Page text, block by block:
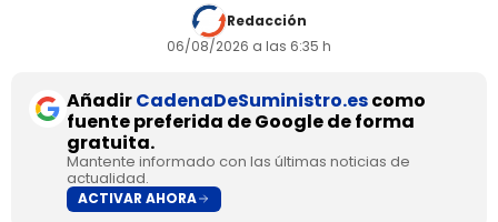
Redacción
06/08/2026 a las 6:35 h
AñadirCadenaDeSuministro.escomo
fuente preferida de Google de forma
gratuita.
Mantente informado con las últimas noticias de
actualidad.
ACTIVAR AHORA